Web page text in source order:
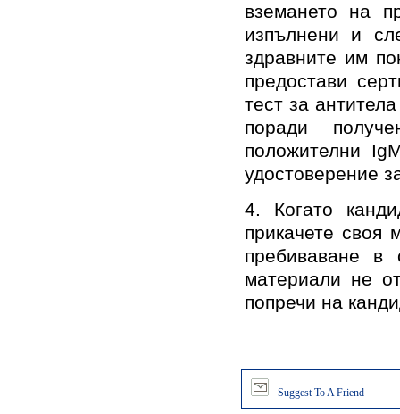
вземанетo на
изпълнени и
здравните им
предостави
тест за
поради
положителни
удостоверение
4. Когато
прикачете своя
пребиваване в
материали не
попречи на
Suggest To A Friend